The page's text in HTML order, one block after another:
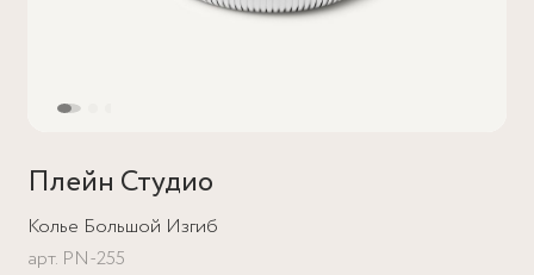
Плейн Студио
Колье Большой Изгиб
арт. PN-255